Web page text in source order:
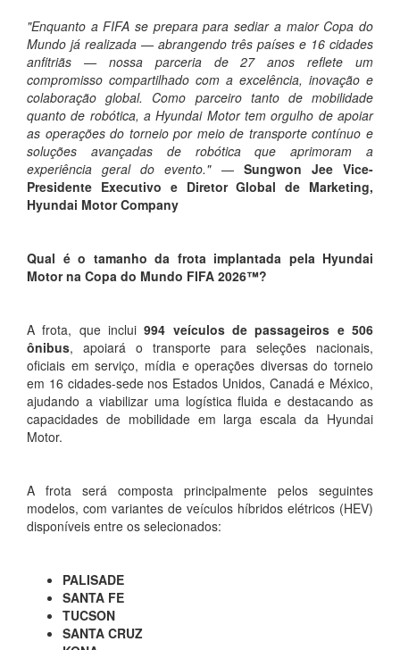
"Enquanto a FIFA se prepara para sediar a maior Copa do
Mundo já realizada — abrangendo três países e 16 cidades
anfitriãs — nossa parceria de 27 anos reflete um
compromisso compartilhado com a excelência, inovação e
colaboração global. Como parceiro tanto de mobilidade
quanto de robótica, a Hyundai Motor tem orgulho de apoiar
as operações do torneio por meio de transporte contínuo e
soluções avançadas de robótica que aprimoram a
experiência geral do evento." — Sungwon Jee Vice-
Presidente Executivo e Diretor Global de Marketing,
Hyundai Motor Company
Qual é o tamanho da frota implantada pela Hyundai
Motor na Copa do Mundo FIFA 2026™?
A frota, que inclui994 veículos de passageiros e 506
ônibus, apoiará o transporte para seleções nacionais,
oficiais em serviço, mídia e operações diversas do torneio
em 16 cidades-sede nos Estados Unidos, Canadá e México,
ajudando a viabilizar uma logística fluida e destacando as
capacidades de mobilidade em larga escala da Hyundai
Motor.
A frota será composta principalmente pelos seguintes
modelos, com variantes de veículos híbridos elétricos (HEV)
disponíveis entre os selecionados:
PALISADE
SANTA FE
TUCSON
SANTA CRUZ